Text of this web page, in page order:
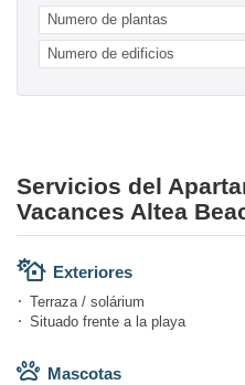
Numero de plantas
Numero de edificios
Servicios del
Vacances Altea
Exteriores
Terraza / solárium
Situado frente a la playa
Mascotas